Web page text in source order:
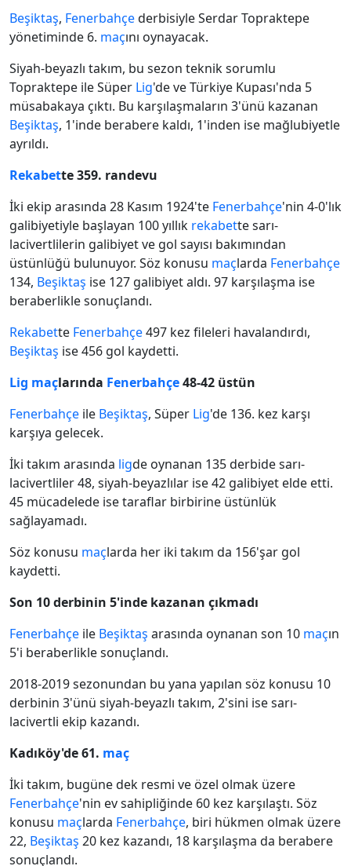
Beşiktaş, Fenerbahçederbisiyle Serdar Topraktepe
yönetiminde 6. maçını oynayacak.
Siyah-beyazlı takım, bu sezon teknik sorumlu
Topraktepe ile Süper Lig'de ve Türkiye Kupası'nda 5
müsabakaya çıktı. Bu karşılaşmaların 3'ünü kazanan
Beşiktaş, 1'inde berabere kaldı, 1'inden ise mağlubiyetle
ayrıldı.
Rekabette 359. randevu
İki ekip arasında 28 Kasım 1924'te Fenerbahçe'nin 4-0'lık
galibiyetiyle başlayan 100 yıllık rekabette sarı-
lacivertlilerin galibiyet ve gol sayısı bakımından
üstünlüğü bulunuyor. Söz konusu maçlarda Fenerbahçe
134, Beşiktaş ise 127 galibiyet aldı. 97 karşılaşma ise
beraberlikle sonuçlandı.
Rekabette Fenerbahçe497 kez fileleri havalandırdı,
Beşiktaş ise 456 gol kaydetti.
Lig maçlarında Fenerbahçe48-42 üstün
Fenerbahçe ile Beşiktaş, Süper Lig'de 136. kez karşı
karşıya gelecek.
İki takım arasında ligde oynanan 135 derbide sarı-
lacivertliler 48, siyah-beyazlılar ise 42 galibiyet elde etti.
45 mücadelede ise taraflar birbirine üstünlük
sağlayamadı.
Söz konusu maçlarda her iki takım da 156'şar gol
kaydetti.
Son 10 derbinin 5'inde kazanan çıkmadı
Fenerbahçe ile Beşiktaş arasında oynanan son 10 maçın
5'i beraberlikle sonuçlandı.
2018-2019 sezonundan bu yana yapılan söz konusu 10
derbinin 3'ünü siyah-beyazlı takım, 2'sini ise sarı-
lacivertli ekip kazandı.
Kadıköy'de 61. maç
İki takım, bugüne dek resmi ve özel olmak üzere
Fenerbahçe'nin ev sahipliğinde 60 kez karşılaştı. Söz
konusu maçlarda Fenerbahçe, biri hükmen olmak üzere
22, Beşiktaş 20 kez kazandı, 18 karşılaşma da berabere
sonuçlandı.